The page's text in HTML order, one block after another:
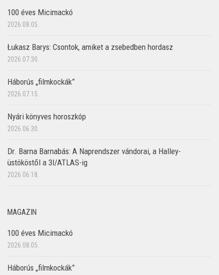
100 éves Micimackó
2026.08.05.
Łukasz Barys: Csontok, amiket a zsebedben hordasz
2026.07.30.
Háborús „filmkockák”
2026.07.15.
Nyári könyves horoszkóp
2026.06.30.
Dr. Barna Barnabás: A Naprendszer vándorai, a Halley-
üstököstől a 3I/ATLAS-ig
2026.06.18.
MAGAZIN
100 éves Micimackó
2026.08.05.
Háborús „filmkockák”